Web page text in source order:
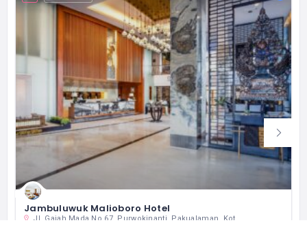
Jambuluwuk Malioboro Hotel
Jl. Gajah Mada No.67, Purwokinanti, Pakualaman, Kota Yogyakarta, Daerah Istimewa Yogyakarta 55166 インドネシア